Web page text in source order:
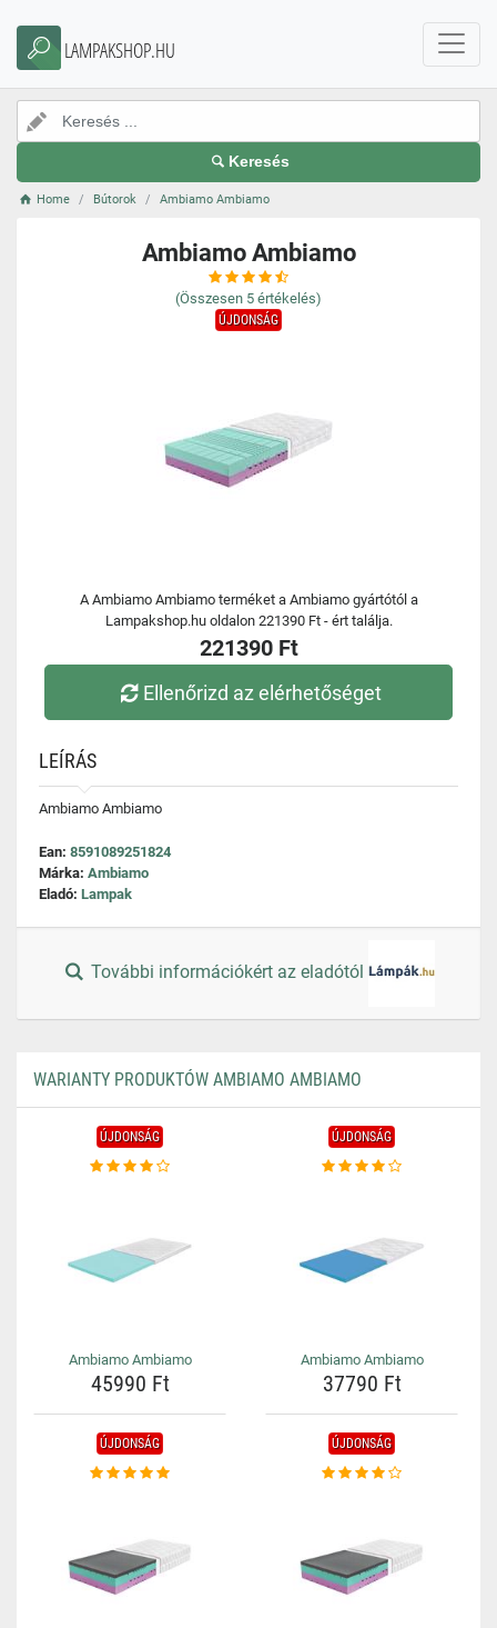
LAMPAKSHOP.HU
Keresés
Home Bútorok Ambiamo Ambiamo
Ambiamo Ambiamo
(Összesen 5 értékelés)
ÚJDONSÁG
A Ambiamo Ambiamo terméket a Ambiamo gyártótól a
Lampakshop.hu oldalon 221390 Ft - ért találja.
221390 Ft
Ellenőrizd az elérhetőséget
LEÍRÁS
Ambiamo Ambiamo
Ean: 8591089251824
Márka: Ambiamo
Eladó: Lampak
További információkért az eladótól
WARIANTY PRODUKTÓW AMBIAMO AMBIAMO
ÚJDONSÁG
Ambiamo Ambiamo
45990 Ft
ÚJDONSÁG
Ambiamo Ambiamo
37790 Ft
ÚJDONSÁG ÚJDONSÁG